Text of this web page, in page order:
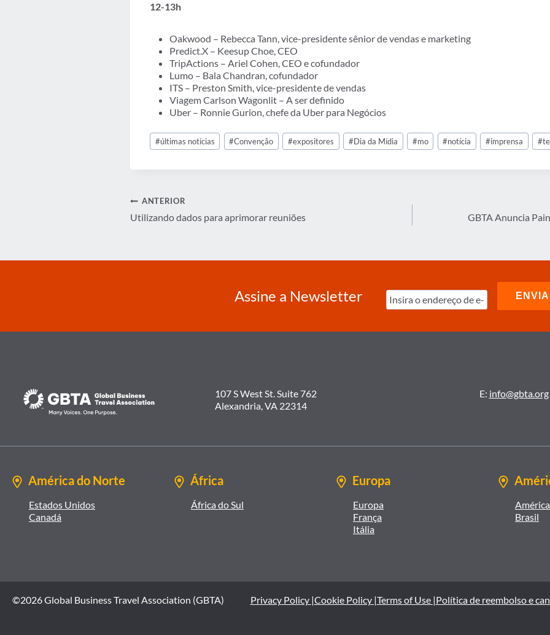
12-13h
Oakwood – Rebecca Tann, vice-presidente sênior de vendas e marketing
Predict.X – Keesup Choe, CEO
TripActions – Ariel Cohen, CEO e cofundador
Lumo – Bala Chandran, cofundador
ITS – Preston Smith, vice-presidente de vendas
Viagem Carlson Wagonlit – A ser definido
Uber – Ronnie Gurion, chefe da Uber para Negócios
Tags
do
#últimas notícias #Convenção #expositores #Dia da Mídia #mo #notícia #imprensa #
Navegação
Post
ANTERIOR
Utilizando dados para aprimorar reuniões
GBTA Anuncia
Assine a Newsletter
107 S West St. Suite 762
Alexandria, VA 22314
E: info@gbta.org
América do Norte
Estados Unidos
Canadá
África
África do Sul
Europa
Europa
França
Itália
Brasil
©2026 Global Business Travel Association (GBTA) Privacy Policy |Cookie Policy |Terms of Use |Política de reembolso e